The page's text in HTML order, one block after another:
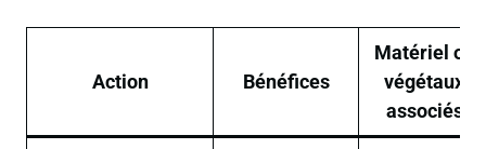
Action Bénéfices
Matériel ou
végétaux
associés